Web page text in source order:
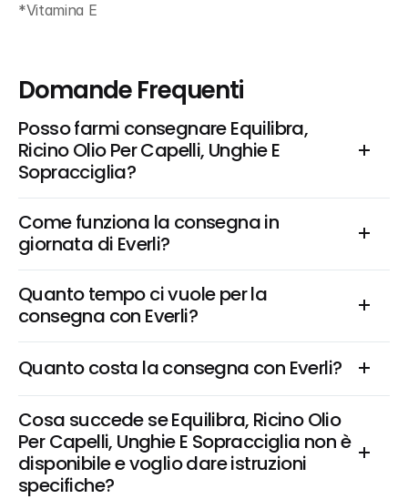
*Vitamina E
Domande Frequenti
Posso farmi consegnare Equilibra,
Ricino Olio Per Capelli, Unghie E
Sopracciglia?
Come funziona la consegna in
giornata di Everli?
Quanto tempo ci vuole per la
consegna con Everli?
Quanto costa la consegna con Everli?
Cosa succede se Equilibra, Ricino Olio
Per Capelli, Unghie E Sopracciglia non è
disponibile e voglio dare istruzioni
specifiche?